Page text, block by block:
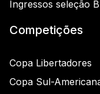
Ingressos seleção
Competições
Copa Libertadores
Copa Sul-